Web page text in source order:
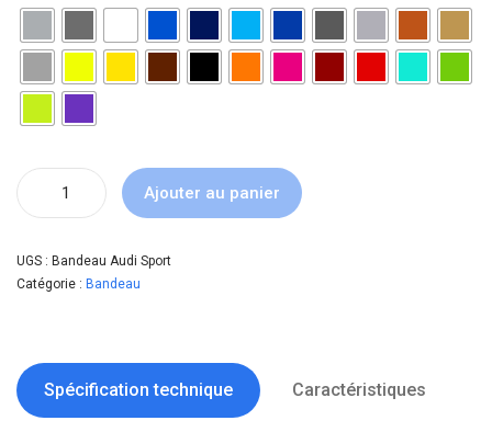
Ajouter au panier
UGS : Bandeau Audi Sport
Catégorie : Bandeau
Spécification technique Caractéristiques